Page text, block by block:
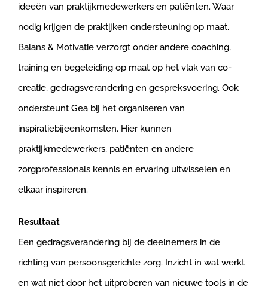
ideeën van praktijkmedewerkers en patiënten. Waar
nodig krijgen de praktijken ondersteuning op maat.
Balans & Motivatie verzorgt onder andere coaching,
training en begeleiding op maat op het vlak van co-
creatie, gedragsverandering en gespreksvoering. Ook
ondersteunt Gea bij het organiseren van
inspiratiebijeenkomsten. Hier kunnen
praktijkmedewerkers, patiënten en andere
zorgprofessionals kennis en ervaring uitwisselen en
elkaar inspireren.
Resultaat
Een gedragsverandering bij de deelnemers in de
richting van persoonsgerichte zorg. Inzicht in wat werkt
en wat niet door het uitproberen van nieuwe tools in de